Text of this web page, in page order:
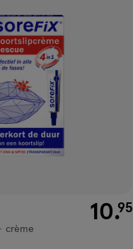
€ 10.95
10.95
crème